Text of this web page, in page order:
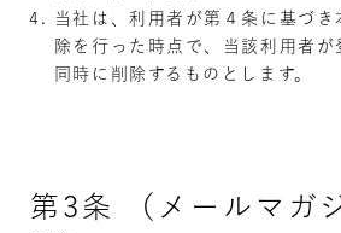
当社は、利用者が第４条に基づき
除を行った時点で、当該利用者が
同時に削除するものとします。
第3条 （メールマガ